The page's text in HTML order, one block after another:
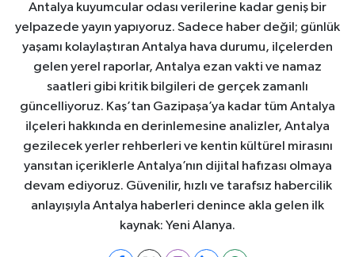
Antalya kuyumcular odası verilerine kadar geniş bir
yelpazede yayın yapıyoruz. Sadece haber değil; günlük
yaşamı kolaylaştıran Antalya hava durumu, ilçelerden
gelen yerel raporlar, Antalya ezan vakti ve namaz
saatleri gibi kritik bilgileri de gerçek zamanlı
güncelliyoruz. Kaş’tan Gazipaşa’ya kadar tüm Antalya
ilçeleri hakkında en derinlemesine analizler, Antalya
gezilecek yerler rehberleri ve kentin kültürel mirasını
yansıtan içeriklerle Antalya’nın dijital hafızası olmaya
devam ediyoruz. Güvenilir, hızlı ve tarafsız habercilik
anlayışıyla Antalya haberleri denince akla gelen ilk
kaynak: Yeni Alanya.